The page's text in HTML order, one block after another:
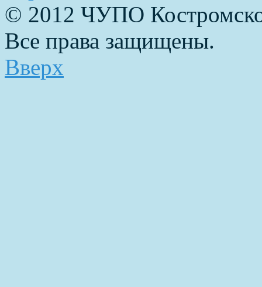
© 2012 ЧУПО
Все права защищены.
Вверх